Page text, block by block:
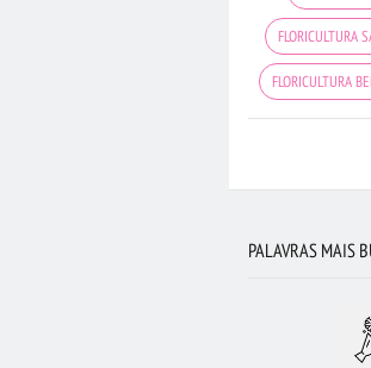
FLORICULTURA
FLORICULTURA
PALAVRAS MAIS